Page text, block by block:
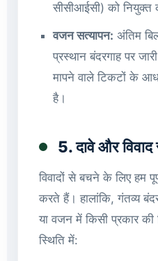
सीसीआईसी) को
वजन सत्यापन: अंतिम
प्रस्थान बंदरगाह पर
मापने वाले टिकटों के
है।
5. दावे और विवाद
विवादों से बचने के लिए हम
करते हैं। हालांकि, गंतव्य
या वजन में किसी प्रकार की
स्थिति में: